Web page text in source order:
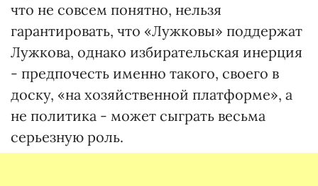
что не совсем понятно, нельзя
гарантировать, что «Лужковы» поддержат
Лужкова, однако избирательская инерция
- предпочесть именно такого, своего в
доску, «на хозяйственной платформе», а
не политика - может сыграть весьма
серьезную роль.